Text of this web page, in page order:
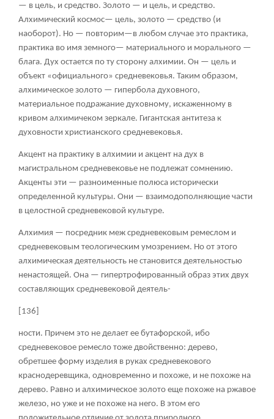
— в цель, и средство. Золото — и цель, и средство.
Алхимический космос— цель, золото — средство (и
наоборот). Но — повторим—в любом случае это практика,
практика во имя земного— материального и морального —
блага. Дух остается по ту сторону алхимии. Он — цель и
объект «официального» средневековья. Таким образом,
алхимическое золото — гипербола духовного,
материальное подражание духовному, искаженному в
кривом алхимичеком зеркале. Гигантская антитеза к
духовности христианского средневековья.
Акцент на практику в алхимии и акцент на дух в
магистральном средневековье не подлежат сомнению.
Акценты эти — разноименные полюса исторически
определенной культуры. Они — взаимодополняющие части
в целостной средневековой культуре.
Алхимия — посредник меж средневековым ремеслом и
средневековым теологическим умозрением. Но от этого
алхимическая деятельность не становится деятельностью
ненастоящей. Она — гипертрофированный образ этих двух
составляющих средневековой деятель-
[136]
ности. Причем это не делает ее бутафорской, ибо
средневековое ремесло тоже двойственно: дерево,
обретшее форму изделия в руках средневекового
краснодеревщика, одновременно и похоже, и не похоже на
дерево. Равно и алхимическое золото еще похоже на ржавое
железо, но уже и не похоже на него. В этом его